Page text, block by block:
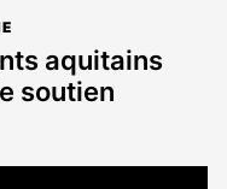
aquitains
soutien